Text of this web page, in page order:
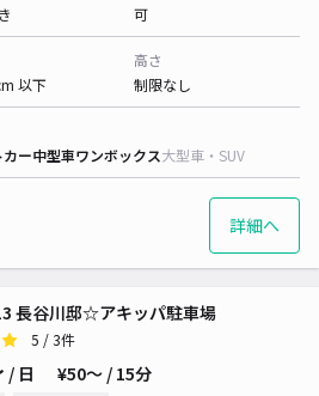
可
以下
高さ
制限なし
ー中型車ワンボックス大型車・SUV
詳細へ
長谷川邸☆アキッパ駐車場
5 / 3件
/ 日 ¥50〜 / 15分